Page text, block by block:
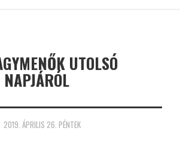
UTOLSÓ
2019. ÁPRILIS 26. PÉNTEK